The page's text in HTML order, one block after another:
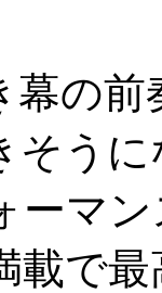
幕の
そう
ーマ
載で